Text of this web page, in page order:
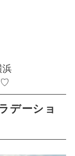
浜
♡
デーショ